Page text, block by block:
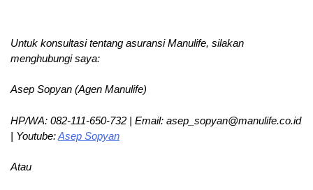
Untuk konsultasi tentang asuransi Manulife, silakan
menghubungi saya:
Asep Sopyan (Agen Manulife)
HP/WA: 082-111-650-732 | Email: asep_sopyan@manulife.co.id
| Youtube:Asep Sopyan
Atau